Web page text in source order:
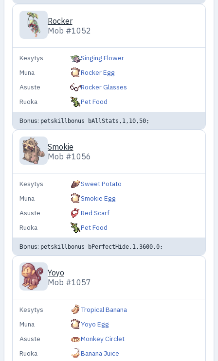
Rocker
Mob #1052
Kesytys
Singing Flower
Muna
Rocker Egg
Asuste
Rocker Glasses
Ruoka
Pet Food
Bonus: petskillbonus bAllStats,1,10,50;
Smokie
Mob #1056
Kesytys
Sweet Potato
Muna
Smokie Egg
Asuste
Red Scarf
Ruoka
Pet Food
Bonus: petskillbonus bPerfectHide,1,3600,0;
Yoyo
Mob #1057
Kesytys
Tropical Banana
Muna
Yoyo Egg
Asuste
Monkey Circlet
Ruoka
Banana Juice